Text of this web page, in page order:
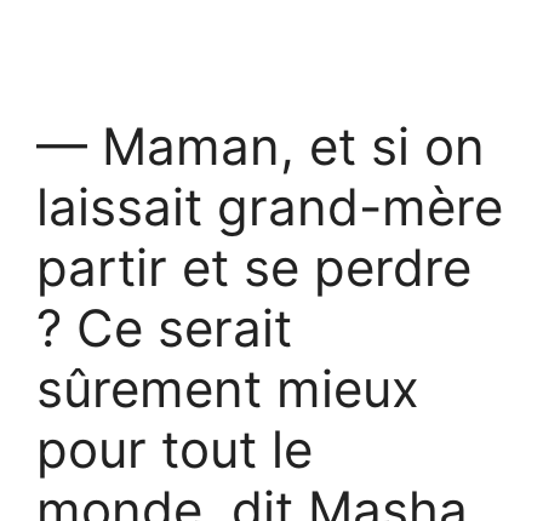
— Maman, et si on
laissait grand-mère
partir et se perdre
? Ce serait
sûrement mieux
pour tout le